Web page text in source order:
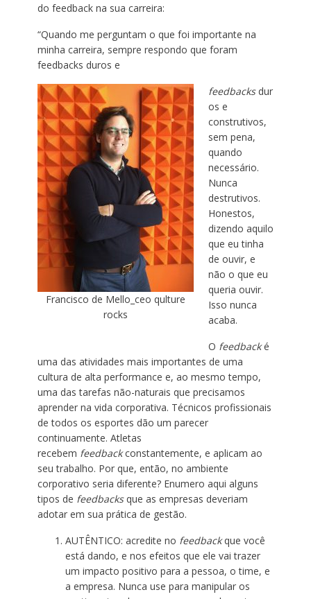
do feedback na sua carreira:
“Quando me perguntam o que foi importante na
minha carreira, sempre respondo que foram
feedbacks duros e
Francisco de Mello_ceo qulture
rocks
feedbacksdur
os e
construtivos,
sem pena,
quando
necessário.
Nunca
destrutivos.
Honestos,
dizendo aquilo
que eu tinha
de ouvir, e
não o que eu
queria ouvir.
Isso nunca
acaba.
O feedbacké
uma das atividades mais importantes de uma
cultura de alta performance e, ao mesmo tempo,
uma das tarefas não-naturais que precisamos
aprender na vida corporativa. Técnicos profissionais
de todos os esportes dão um parecer
continuamente. Atletas
recebem feedbackconstantemente, e aplicam ao
seu trabalho. Por que, então, no ambiente
corporativo seria diferente? Enumero aqui alguns
tipos de feedbacksque as empresas deveriam
adotar em sua prática de gestão.
AUTÊNTICO: acredite no feedbackque você
está dando, e nos efeitos que ele vai trazer
um impacto positivo para a pessoa, o time, e
a empresa. Nunca use para manipular os